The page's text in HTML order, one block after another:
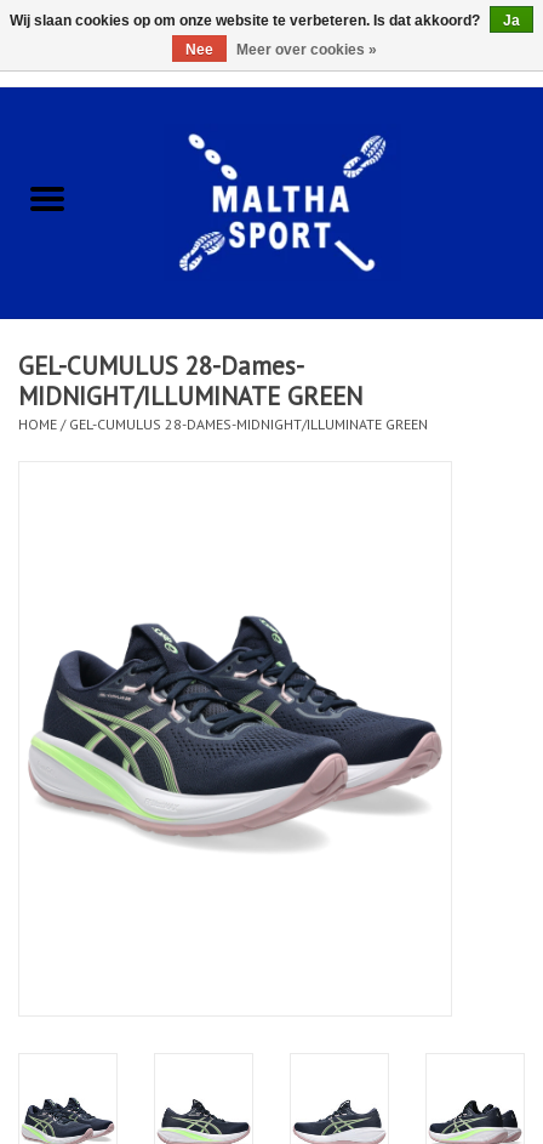
ACCESSOIRES/HARDWARE
KLEDING
CLUBSHOPS
Merken
GEL-CUMULUS 28-Dames-
MIDNIGHT/ILLUMINATE GREEN
HOME / GEL-CUMULUS 28-DAMES-MIDNIGHT/ILLUMINATE GREEN
Wij slaan cookies op om onze website te verbeteren. Is dat akkoord?
Ja
Nee
Meer over cookies »